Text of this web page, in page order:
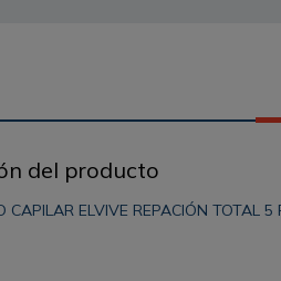
del producto
CAPILAR ELVIVE REPACIÓN TOTAL 5